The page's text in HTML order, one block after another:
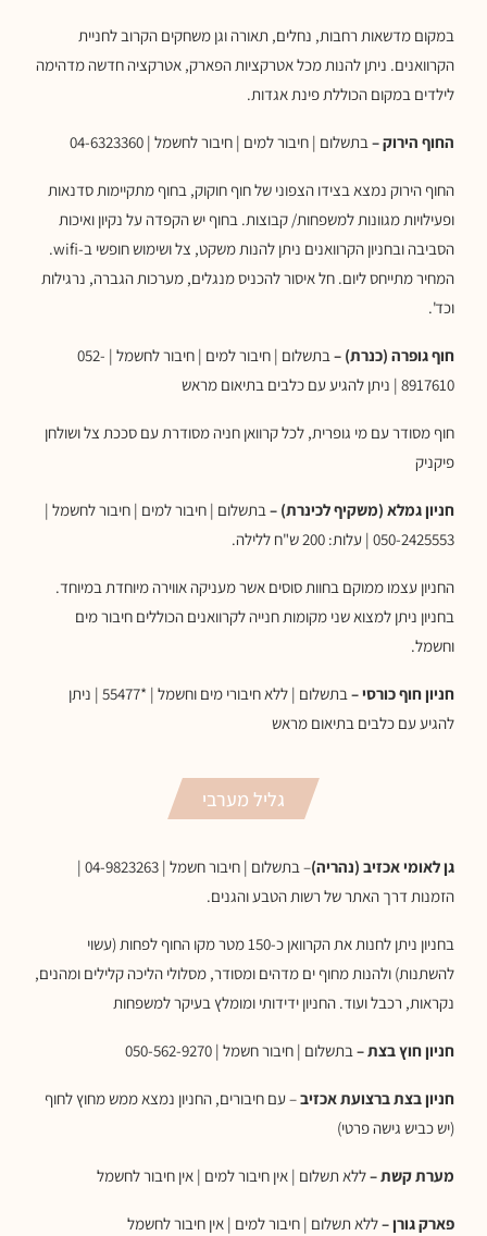
במקום מדשאות רחבות, נחלים, תאורה וגן משחקים הקרוב לחניית
הקרוואנים. ניתן להנות מכל אטרקציות הפארק, אטרקציה חדשה מדהימה
לילדים במקום הכוללת פינת אגדות.
החוף הירוק –בתשלום | חיבור למים | חיבור לחשמל | 04-6323360
החוף הירוק נמצא בצידו הצפוני של חוף חוקוק, בחוף מתקיימות סדנאות
ופעילויות מגוונות למשפחות/ קבוצות. בחוף יש הקפדה על נקיון ואיכות
הסביבה ובחניון הקרוואנים ניתן להנות משקט, צל ושימוש חופשי ב-wifi.
המחיר מתייחס ליום. חל איסור להכניס מנגלים, מערכות הגברה, נרגילות
וכד'.
חוף גופרה (כנרת) –
בתשלום | חיבור למים | חיבור לחשמל | 052-
8917610 | ניתן להגיע עם כלבים בתיאום מראש
חוף מסודר עם מי גופרית, לכל קרוואן חניה מסודרת עם סככת צל ושולחן
פיקניק
חניון גמלא (משקיף לכינרת) –בתשלום | חיבור למים | חיבור לחשמל |
050-2425553 | עלות: 200 ש"ח ללילה.
החניון עצמו ממוקם בחוות סוסים אשר מעניקה אווירה מיוחדת במיוחד.
בחניון ניתן למצוא שני מקומות חנייה לקרוואנים הכוללים חיבור מים
וחשמל.
חניון חוף כורסי –
בתשלום | ללא חיבורי מים וחשמל | *55477 | ניתן
להגיע עם כלבים בתיאום מראש
גליל מערבי
גן לאומי אכזיב (נהריה)
– בתשלום | חיבור חשמל | 04-9823263 |
הזמנות דרך האתר של רשות הטבע והגנים.
בחניון ניתן לחנות את הקרוואן כ-150 מטר מקו החוף לפחות (עשוי
להשתנות) ולהנות מחוף ים מדהים ומסודר, מסלולי הליכה קלילים ומהנים,
נקראות, רכבל ועוד. החניון ידידותי ומומלץ בעיקר למשפחות
חניון חוץ בצת –בתשלום | חיבור חשמל | 050-562-9270
חניון בצת ברצועת אכזיב– עם חיבורים, החניון נמצא ממש מחוץ לחוף
(יש כביש גישה פרטי)
מערת קשת –ללא תשלום | אין חיבור למים | אין חיבור לחשמל
פארק גורן –ללא תשלום | חיבור למים | אין חיבור לחשמל